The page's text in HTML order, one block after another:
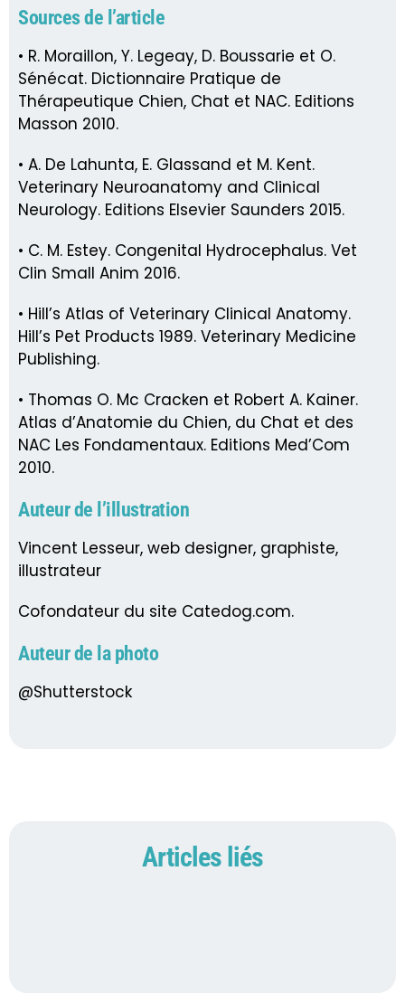
Sources de l’article
• R. Moraillon, Y. Legeay, D. Boussarie et O.
Sénécat. Dictionnaire Pratique de
Thérapeutique Chien, Chat et NAC. Editions
Masson 2010.
• A. De Lahunta, E. Glassand et M. Kent.
Veterinary Neuroanatomy and Clinical
Neurology. Editions Elsevier Saunders 2015.
• C. M. Estey. Congenital Hydrocephalus. Vet
Clin Small Anim 2016.
• Hill’s Atlas of Veterinary Clinical Anatomy.
Hill’s Pet Products 1989. Veterinary Medicine
Publishing.
• Thomas O. Mc Cracken et Robert A. Kainer.
Atlas d’Anatomie du Chien, du Chat et des
NAC Les Fondamentaux. Editions Med’Com
2010.
Auteur de l’illustration
Vincent Lesseur, web designer, graphiste,
illustrateur
Cofondateur du site Catedog.com.
Auteur de la photo
@Shutterstock
Articles liés